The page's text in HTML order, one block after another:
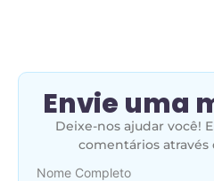
Envie uma
Deixe-nos ajudar você!
comentários
Nome Completo